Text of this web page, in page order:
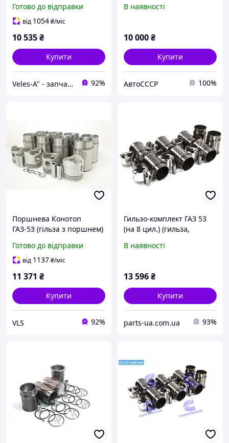
Готово до відправки
від 1054₴/міс
10 535₴
Купити
Veles-A" - запчасти Ваз, Таврия, Ланос, Сенс, Славута, по выгодным ценам! 92%
пальці, стопорні кільця,
В наявності
10 000₴
Купити
АвтоСССР 100%
Поршнева Конотоп
ГАЗ-53 (гільза з поршнем)
Готово до відправки
від 1137₴/міс
11 371 ₴
Купити
VLS 92%
Гильзо-комплект ГАЗ 53
(на 8 цил.) (гильза,
Запчасть-деталь)
В наявності
13 596₴
Купити
parts-ua.com.ua 93%